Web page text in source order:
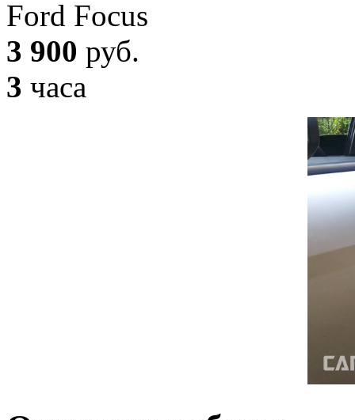
Ford Focus
3 900 руб.
3 часа